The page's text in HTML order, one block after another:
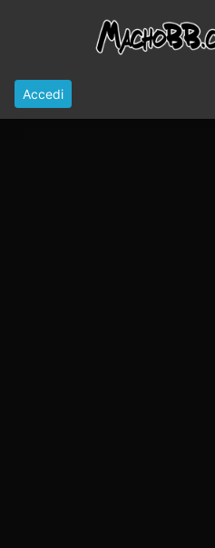
Accedi